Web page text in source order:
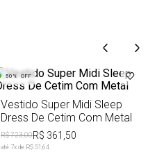
50% OFF
Vestido Super Midi Sleep
Dress De Cetim Com Metal
R$ 723,00R$ 361,50
até 7x de R$ 51,64